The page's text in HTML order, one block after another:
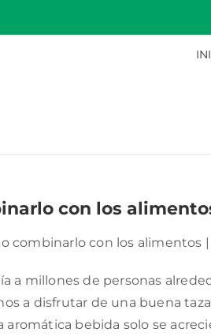
con los
a millones de personas
a disfrutar de una buena
bebida solo se